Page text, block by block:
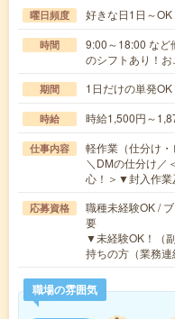
曜日頻度 好きな日1日～
時間
9:00～18:00 な
のシフトあり！
期間 1日だけの単発
時給 時給1,500円～
仕事内容
軽作業（仕分け・
＼DMの仕分け／
心！＞▼封入作
応募資格
職種未経験OK /
要
▼未経験OK！（
持ちの方（業務
職場の雰囲気